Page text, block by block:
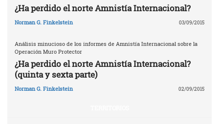
¿Ha perdido el norte Amnistía Internacional?
Norman G. Finkelstein 03/09/2015
Análisis minucioso de los informes de Amnistía Internacional sobre la
Operación Muro Protector
¿Ha perdido el norte Amnistía Internacional?
(quinta y sexta parte)
Norman G. Finkelstein 02/09/2015